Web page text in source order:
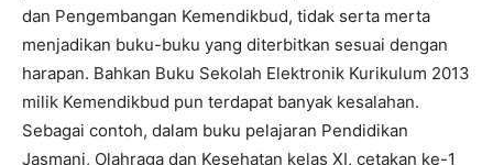
dan Pengembangan Kemendikbud, tidak serta merta
menjadikan buku-buku yang diterbitkan sesuai dengan
harapan. Bahkan Buku Sekolah Elektronik Kurikulum 2013
milik Kemendikbud pun terdapat banyak kesalahan.
Sebagai contoh, dalam buku pelajaran Pendidikan
Jasmani, Olahraga dan Kesehatan kelas XI, cetakan ke-1